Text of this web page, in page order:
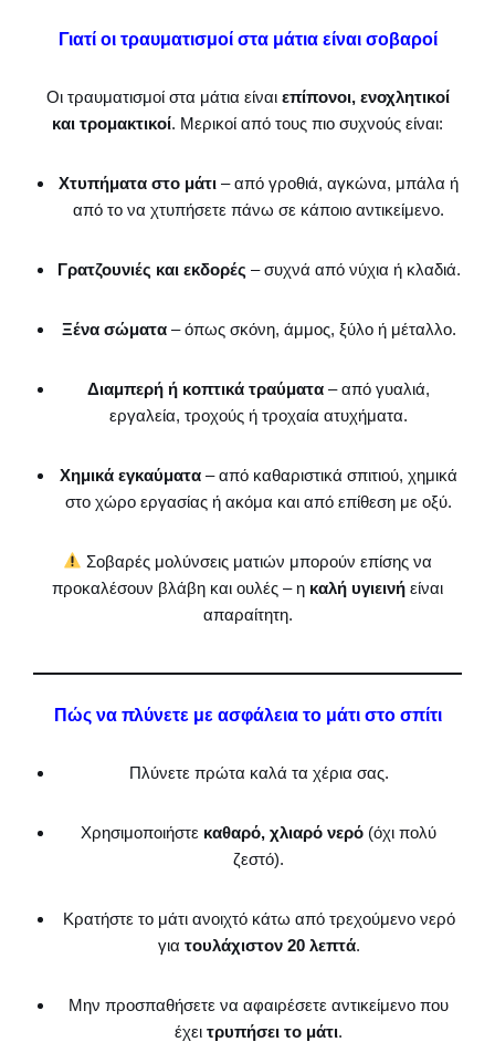
Γιατί οι τραυματισμοί στα μάτια είναι σοβαροί
Οι τραυματισμοί στα μάτια είναι επίπονοι, ενοχλητικοί
και τρομακτικοί. Μερικοί από τους πιο συχνούς είναι:
Χτυπήματα στο μάτι – από γροθιά, αγκώνα, μπάλα ή
από το να χτυπήσετε πάνω σε κάποιο αντικείμενο.
Γρατζουνιές και εκδορές – συχνά από νύχια ή κλαδιά.
Ξένα σώματα– όπως σκόνη, άμμος, ξύλο ή μέταλλο.
Διαμπερή ή κοπτικά τραύματα – από γυαλιά,
εργαλεία, τροχούς ή τροχαία ατυχήματα.
Χημικά εγκαύματα – από καθαριστικά σπιτιού, χημικά
στο χώρο εργασίας ή ακόμα και από επίθεση με οξύ.
Σοβαρές μολύνσεις ματιών μπορούν επίσης να
προκαλέσουν βλάβη και ουλές – η καλή υγιεινή είναι
απαραίτητη.
Πώς να πλύνετε με ασφάλεια το μάτι στο σπίτι
Πλύνετε πρώτα καλά τα χέρια σας.
Χρησιμοποιήστε καθαρό, χλιαρό νερό (όχι πολύ
ζεστό).
Κρατήστε το μάτι ανοιχτό κάτω από τρεχούμενο νερό
για τουλάχιστον 20 λεπτά.
Μην προσπαθήσετε να αφαιρέσετε αντικείμενο που
έχει τρυπήσει το μάτι.